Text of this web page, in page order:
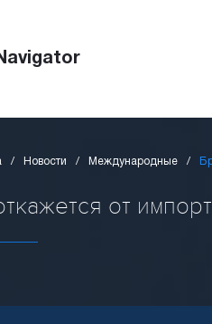
Новости Международные
от